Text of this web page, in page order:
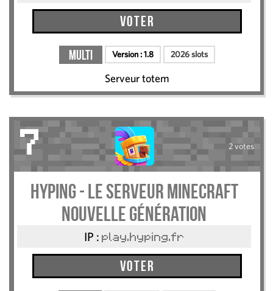
Voter
Multi Version :1.8 2026 slots
Serveur totem
7 2 votes
HYPING - Le serveur Minecraft
nouvelle génération
IP : play.hyping.fr
Voter